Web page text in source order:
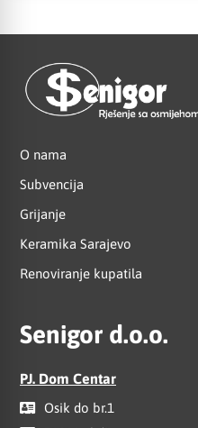
O nama
Subvencija
Grijanje
Keramika Sarajevo
Renoviranje kupatila
Senigor d.o.o.
PJ. Dom Centar
Osik do br.1